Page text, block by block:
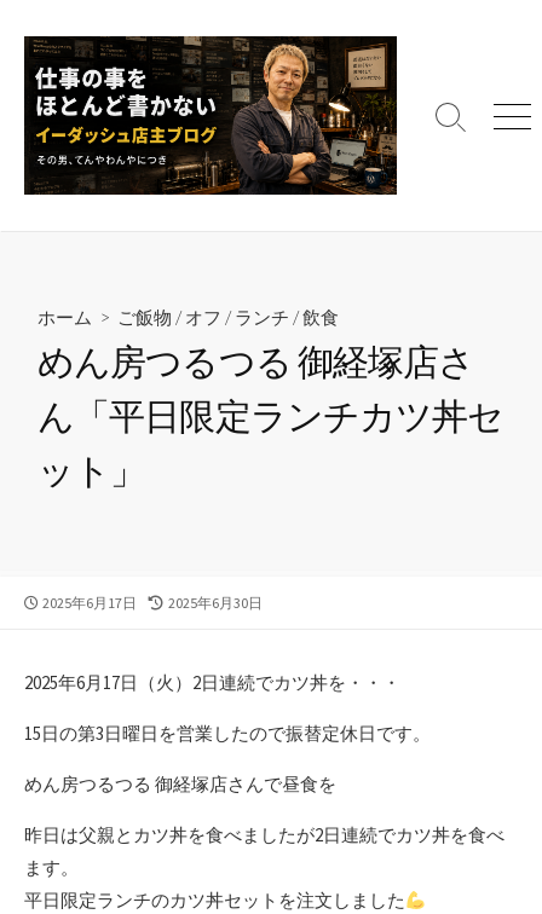
キ
検
メ
ホーム > ご飯物 /オフ /ランチ /飲食
めん房つるつる 御経塚店さ
ん「平日限定ランチカツ丼セ
ット」
公
2025年6月17日
最
日
2025年6月30日
2025年6月17日（火）2日連続でカツ丼を・・・
15日の第3日曜日を営業したので振替定休日です。
めん房つるつる 御経塚店さんで昼食を
昨日は父親とカツ丼を食べましたが2日連続でカツ丼を食べ
ます。
平日限定ランチのカツ丼セットを注文しました